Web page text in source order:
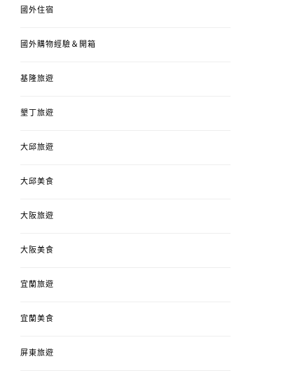
國外住宿
國外購物經驗＆開箱
基隆旅遊
墾丁旅遊
大邱旅遊
大邱美食
大阪旅遊
大阪美食
宜蘭旅遊
宜蘭美食
屏東旅遊